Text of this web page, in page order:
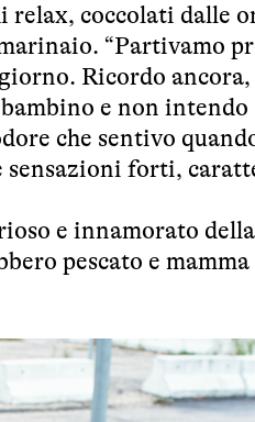
relax, coccolati dalle
“Partivamo
Ricordo ancora,
e non intendo
che sentivo
sensazioni forti,
e innamorato
pescato e